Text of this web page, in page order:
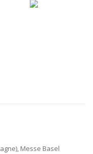
Messe Basel